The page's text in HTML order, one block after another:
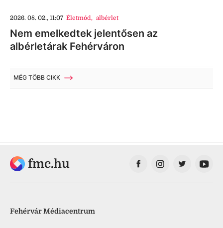
2026. 08. 02., 11:07 Életmód, albérlet
Nem emelkedtek jelentősen az
albérletárak Fehérváron
MÉG TÖBB CIKK
fmc.hu
Fehérvár Médiacentrum